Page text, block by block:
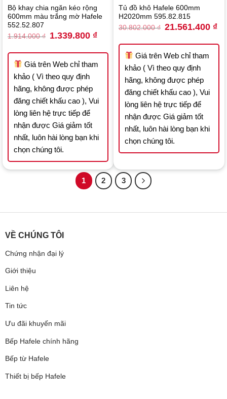
Bộ khay chia ngăn kéo rộng
600mm màu trắng mờ Hafele
552.52.807
1.914.000₫ Original
price
1.914.000 ₫.
1.339.800 ₫Current
1.339.800 ₫.
Giá trên Web chỉ tham
khảo ( Vì theo quy định
hãng, không được phép
đăng chiết khấu cao ), Vui
lòng liên hệ trực tiếp để
nhận được Giá giảm tốt
nhất, luôn hài lòng bạn khi
chọn chúng tôi.
Tủ đồ khô Hafele 600mm
H2020mm 595.82.815
30.802.000₫ Original
price
30.802.000 ₫.
21.561.400 ₫
Giá trên Web chỉ tham
khảo ( Vì theo quy định
hãng, không được phép
đăng chiết khấu cao ), Vui
lòng liên hệ trực tiếp để
nhận được Giá giảm tốt
nhất, luôn hài lòng bạn khi
chọn chúng tôi.
1 2 3
VỀ CHÚNG TÔI
Chứng nhận đại lý
Giới thiệu
Liên hệ
Tin tức
Ưu đãi khuyến mãi
Bếp Hafele chính hãng
Bếp từ Hafele
Thiết bị bếp Hafele